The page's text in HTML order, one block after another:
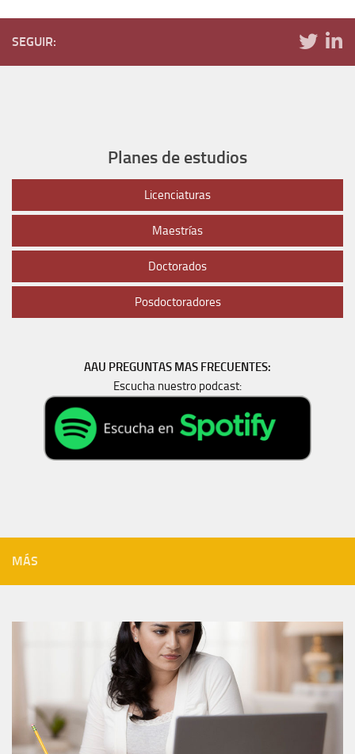
SEGUIR:
Planes de estudios
Licenciaturas
Maestrías
Doctorados
Posdoctoradores
AAU PREGUNTAS MAS FRECUENTES:
Escucha nuestro podcast:
MÁS